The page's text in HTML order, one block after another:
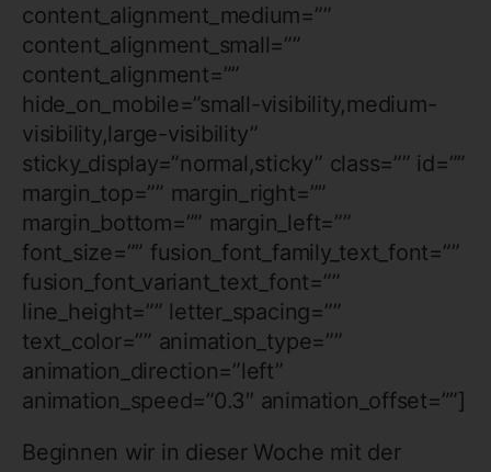
content_alignment_medium=””
content_alignment_small=””
content_alignment=””
hide_on_mobile=”small-visibility,medium-
visibility,large-visibility”
sticky_display=”normal,sticky” class=”” id=””
margin_top=”” margin_right=””
margin_bottom=”” margin_left=””
font_size=”” fusion_font_family_text_font=””
fusion_font_variant_text_font=””
line_height=”” letter_spacing=””
text_color=”” animation_type=””
animation_direction=”left”
animation_speed=”0.3″ animation_offset=””]
Beginnen wir in dieser Woche mit der